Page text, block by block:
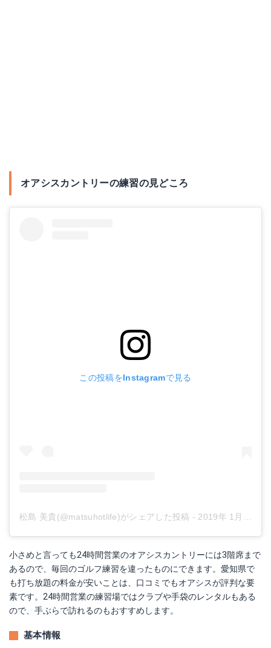
オアシスカントリーの練習の見どころ
この投稿をInstagramで見る
松島 美貴(@matsuhotlife)がシェアした投稿 - 2019年 1月月3日午前6時47分PST
小さめと言っても24時間営業のオアシスカントリーには3階席まで
あるので、毎回のゴルフ練習を違ったものにできます。愛知県で
も打ち放題の料金が安いことは、口コミでもオアシスが評判な要
素です。24時間営業の練習場ではクラブや手袋のレンタルもある
ので、手ぶらで訪れるのもおすすめします。
基本情報